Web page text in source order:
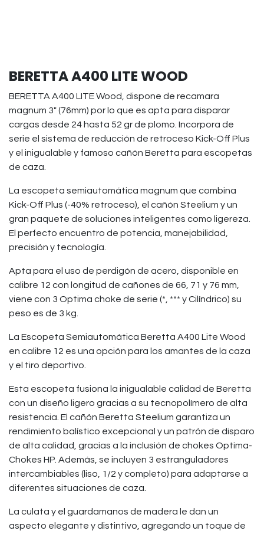
BERETTA A400 LITE WOOD
BERETTA A400 LITE Wood, dispone de recamara
magnum 3" (76mm) por lo que es apta para disparar
cargas desde 24 hasta 52 gr de plomo. Incorpora de
serie el sistema de reducción de retroceso Kick-Off Plus
y el inigualable y famoso cañón Beretta para escopetas
de caza.
La escopeta semiautomática magnum que combina
Kick-Off Plus (-40% retroceso), el cañón Steelium y un
gran paquete de soluciones inteligentes como ligereza.
El perfecto encuentro de potencia, manejabilidad,
precisión y tecnología.
Apta para el uso de perdigón de acero, disponible en
calibre 12 con longitud de cañones de 66, 71 y 76 mm,
viene con 3 Optima choke de serie (*, *** y Cilíndrico) su
peso es de 3 kg.
La Escopeta Semiautomática Beretta A400 Lite Wood
en calibre 12 es una opción para los amantes de la caza
y el tiro deportivo.
Esta escopeta fusiona la inigualable calidad de Beretta
con un diseño ligero gracias a su tecnopolímero de alta
resistencia. El cañón Beretta Steelium garantiza un
rendimiento balístico excepcional y un patrón de disparo
de alta calidad, gracias a la inclusión de chokes Optima-
Chokes HP. Además, se incluyen 3 estranguladores
intercambiables (liso, 1/2 y completo) para adaptarse a
diferentes situaciones de caza.
La culata y el guardamanos de madera le dan un
aspecto elegante y distintivo, agregando un toque de